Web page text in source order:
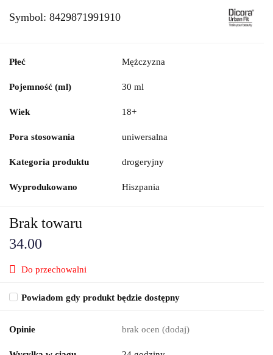
Symbol: 8429871991910
Płeć Mężczyzna
Pojemność (ml) 30 ml
Wiek 18+
Pora stosowania uniwersalna
Kategoria produktu drogeryjny
Wyprodukowano Hiszpania
Brak towaru
34.00
Do przechowalni
Powiadom gdy produkt będzie dostępny
Opinie brak ocen (dodaj)